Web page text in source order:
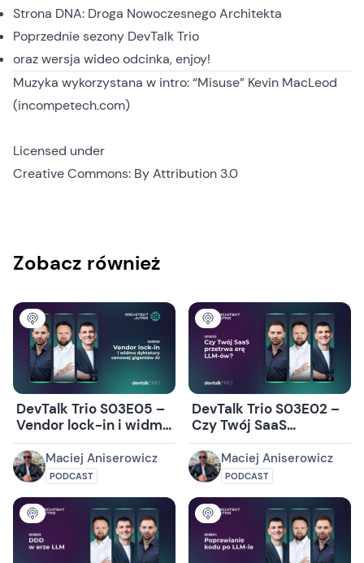
Strona DNA: Droga Nowoczesnego Architekta
Poprzednie sezony DevTalk Trio
orazwersja wideoodcinka, enjoy!
Muzyka wykorzystana w intro: “Misuse” Kevin MacLeod
(incompetech.com)
Licensed under
Creative Commons: By Attribution 3.0
Zobacz również
DevTalk Trio S03E05 –
Vendor lock-in i widmo
dyktatury cenowej
gigantów AI
Maciej Aniserowicz
PODCAST
DevTalk Trio S03E02 –
Czy Twój SaaS
przetrwa erę LLM-ów?
Maciej Aniserowicz
PODCAST